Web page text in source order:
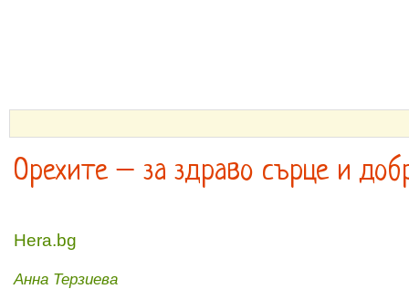
Орехите – за здраво сърце и
Hera.bg
Анна Терзиева